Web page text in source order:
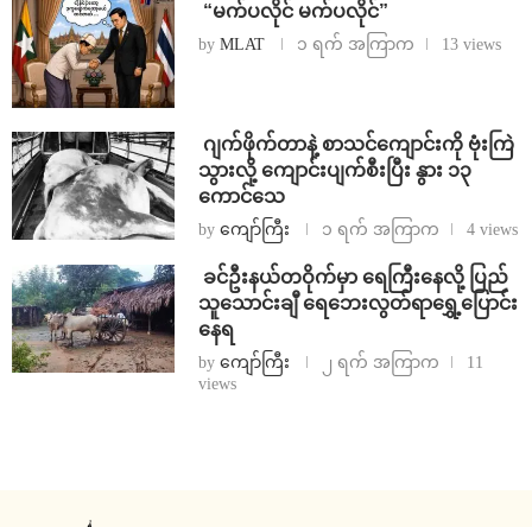
⁨ ⁨“မက်ပလိုင် မက်ပလိုင်”
by MLAT ၁ ရက် အကြာက 13 views
⁨⁩ ⁨ဂျက်ဖိုက်တာနဲ့ စာသင်ကျောင်းကို ဗုံးကြဲ
သွားလို့ ကျောင်းပျက်စီးပြီး နွား ၁၃
ကောင်သေ
by ကျော်ကြီး ၁ ရက် အကြာက 4 views
⁩ ⁨ခင်ဦးနယ်တဝိုက်မှာ ရေကြီးနေလို့ ပြည်
သူသောင်းချီ ရေဘေးလွတ်ရာရွှေ့ပြောင်း
နေရ
by ကျော်ကြီး ၂ ရက် အကြာက
11
views